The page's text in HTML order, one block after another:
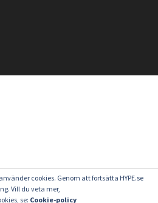
cookies. Genom att fortsätta HYPE.se
Vill du veta mer,
se: Cookie-policy